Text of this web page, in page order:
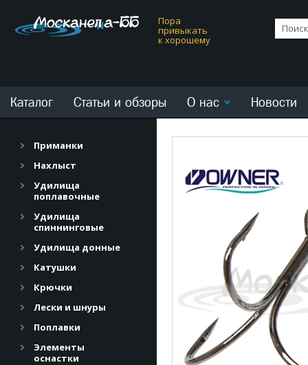
Пора
привыкать
к хорошему
Каталог Статьи и обзоры О нас Новости
Приманки
Нахлыст
Удилища
поплавочные
Удилища
спиннинговые
Удилища донные
Катушки
Крючки
Лески и шнуры
Поплавки
Элементы
оснастки